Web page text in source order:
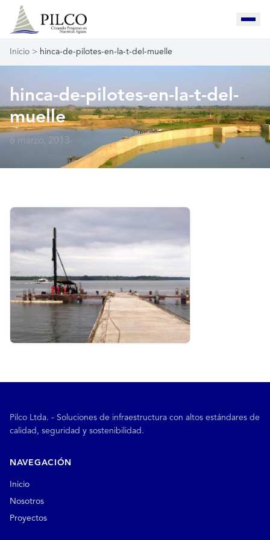
Inicio > hinca-de-pilotes-en-la-t-del-muelle
hinca-de-pilotes-en-la-t-del-
muelle
6 marzo, 2013
Pilco Ltda. - Soluciones de infraestructura con altos estándares de
calidad, seguridad y sostenibilidad.
NAVEGACIÓN
Inicio
Nosotros
Proyectos